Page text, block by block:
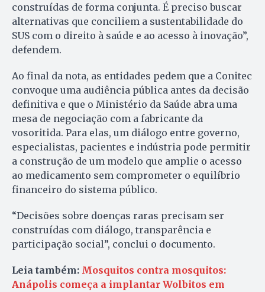
construídas de forma conjunta. É preciso buscar
alternativas que conciliem a sustentabilidade do
SUS com o direito à saúde e ao acesso à inovação”,
defendem.
Ao final da nota, as entidades pedem que a Conitec
convoque uma audiência pública antes da decisão
definitiva e que o Ministério da Saúde abra uma
mesa de negociação com a fabricante da
vosoritida. Para elas, um diálogo entre governo,
especialistas, pacientes e indústria pode permitir
a construção de um modelo que amplie o acesso
ao medicamento sem comprometer o equilíbrio
financeiro do sistema público.
“Decisões sobre doenças raras precisam ser
construídas com diálogo, transparência e
participação social”, conclui o documento.
Leia também: Mosquitos contra mosquitos:
Anápolis começa a implantar Wolbitos em